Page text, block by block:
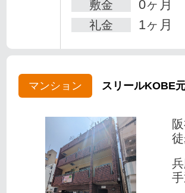
敷金 0ヶ月
礼金 1ヶ月
マンション スリールKOBE